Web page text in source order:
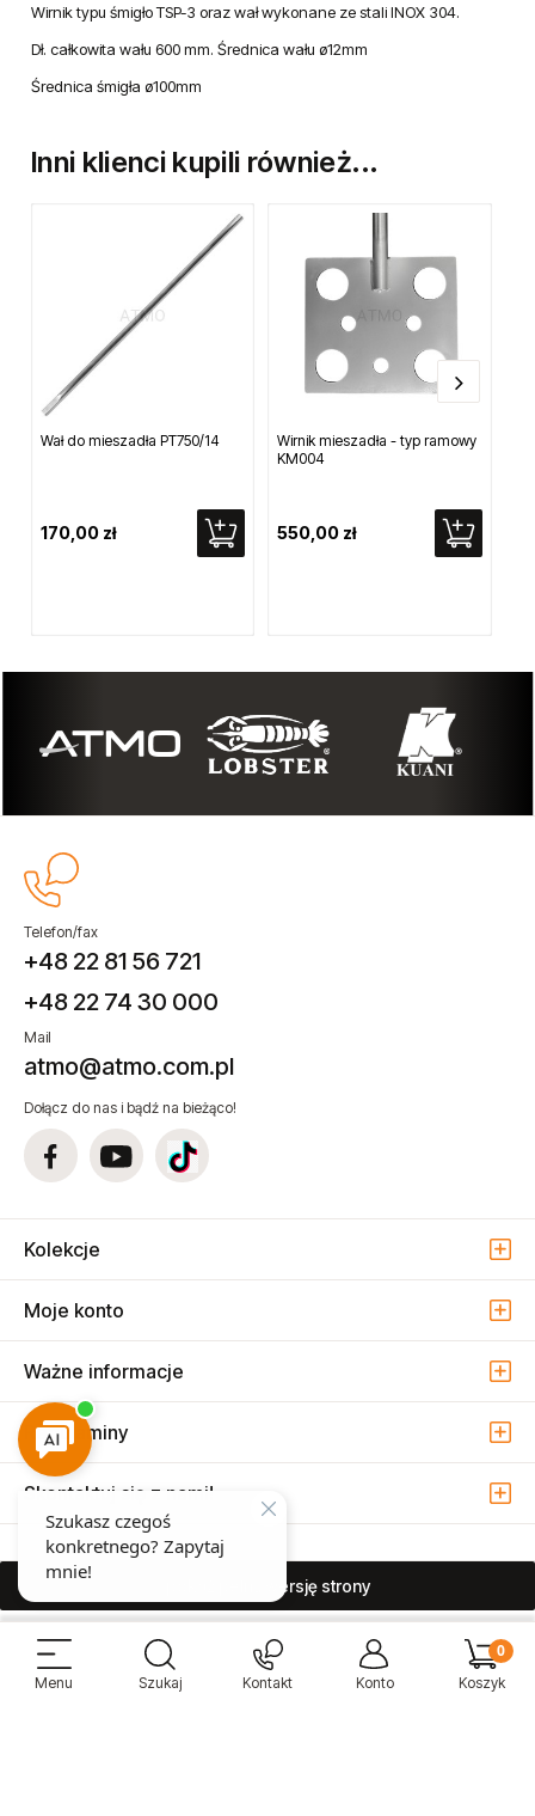
Wirnik typu śmigło TSP-3 oraz wał wykonane ze stali INOX 304.
Dł. całkowita wału 600 mm. Średnica wału ø12mm
Średnica śmigła ø100mm
Inni klienci kupili również...
Wał do mieszadła PT750/14
170,00 zł
Wirnik mieszadła - typ ramowy
KM004
550,00 zł
Telefon/fax
+48 22 81 56 721
+48 22 74 30 000
Mail
atmo@atmo.com.pl
Dołącz do nas i bądź na bieżąco!
Kolekcje
Moje konto
Ważne informacje
Regulaminy
Skontaktuj się z nami!
pokaż pełną wersję strony
Sprzedaż i serwis narzędzi pneumatycznych w Warszawie ul. Związkowa
15, 04-522 Warszawa ( Marysin Wawerski )
© 2026 Atmo Sp. z o.o. Wszelkie prawa zastrzeżone.